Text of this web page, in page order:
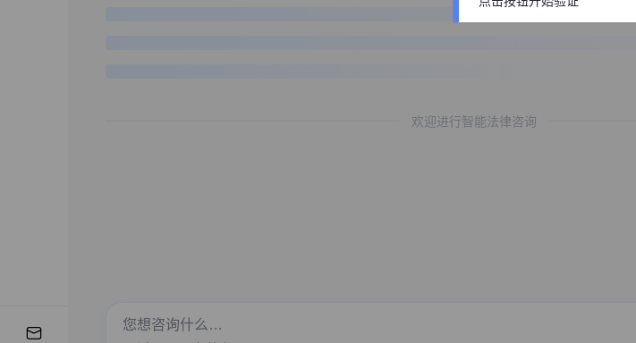
欢迎进行智能法律咨询